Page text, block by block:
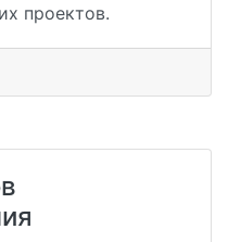
проектов.